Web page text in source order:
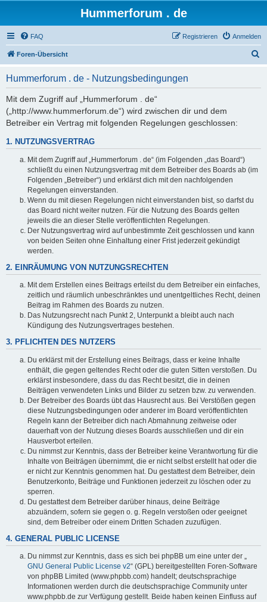
Hummerforum . de
FAQ Anmelden
Registrieren
Foren-Übersicht
Hummerforum . de - Nutzungsbedingungen
Mit dem Zugriff auf „Hummerforum . de“
(„http://www.hummerforum.de“) wird zwischen dir und dem
Betreiber ein Vertrag mit folgenden Regelungen geschlossen:
1. NUTZUNGSVERTRAG
Mit dem Zugriff auf „Hummerforum . de“ (im Folgenden „das Board“)
schließt du einen Nutzungsvertrag mit dem Betreiber des Boards ab (im
Folgenden „Betreiber“) und erklärst dich mit den nachfolgenden
Regelungen einverstanden.
Wenn du mit diesen Regelungen nicht einverstanden bist, so darfst du
das Board nicht weiter nutzen. Für die Nutzung des Boards gelten
jeweils die an dieser Stelle veröffentlichten Regelungen.
Der Nutzungsvertrag wird auf unbestimmte Zeit geschlossen und kann
von beiden Seiten ohne Einhaltung einer Frist jederzeit gekündigt
werden.
2. EINRÄUMUNG VON NUTZUNGSRECHTEN
Mit dem Erstellen eines Beitrags erteilst du dem Betreiber ein einfaches,
zeitlich und räumlich unbeschränktes und unentgeltliches Recht, deinen
Beitrag im Rahmen des Boards zu nutzen.
Das Nutzungsrecht nach Punkt 2, Unterpunkt a bleibt auch nach
Kündigung des Nutzungsvertrages bestehen.
3. PFLICHTEN DES NUTZERS
Du erklärst mit der Erstellung eines Beitrags, dass er keine Inhalte
enthält, die gegen geltendes Recht oder die guten Sitten verstoßen. Du
erklärst insbesondere, dass du das Recht besitzt, die in deinen
Beiträgen verwendeten Links und Bilder zu setzen bzw. zu verwenden.
Der Betreiber des Boards übt das Hausrecht aus. Bei Verstößen gegen
diese Nutzungsbedingungen oder anderer im Board veröffentlichten
Regeln kann der Betreiber dich nach Abmahnung zeitweise oder
dauerhaft von der Nutzung dieses Boards ausschließen und dir ein
Hausverbot erteilen.
Du nimmst zur Kenntnis, dass der Betreiber keine Verantwortung für die
Inhalte von Beiträgen übernimmt, die er nicht selbst erstellt hat oder die
er nicht zur Kenntnis genommen hat. Du gestattest dem Betreiber, dein
Benutzerkonto, Beiträge und Funktionen jederzeit zu löschen oder zu
sperren.
Du gestattest dem Betreiber darüber hinaus, deine Beiträge
abzuändern, sofern sie gegen o. g. Regeln verstoßen oder geeignet
sind, dem Betreiber oder einem Dritten Schaden zuzufügen.
4. GENERAL PUBLIC LICENSE
Du nimmst zur Kenntnis, dass es sich bei phpBB um eine unter der „
GNU General Public License v2“ (GPL) bereitgestellten Foren-Software
von phpBB Limited (www.phpbb.com) handelt; deutschsprachige
Informationen werden durch die deutschsprachige Community unter
www.phpbb.de zur Verfügung gestellt. Beide haben keinen Einfluss auf